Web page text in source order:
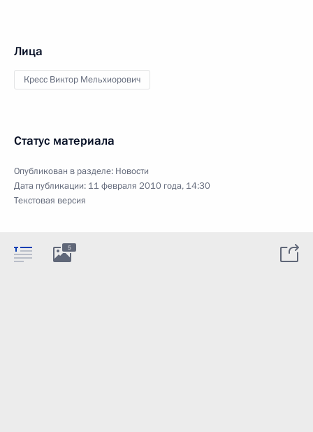
Лица
Кресс Виктор Мельхиорович
Статус материала
Опубликован в разделе: Новости
Дата публикации: 11 февраля 2010 года, 14:30
Текстовая версия
5